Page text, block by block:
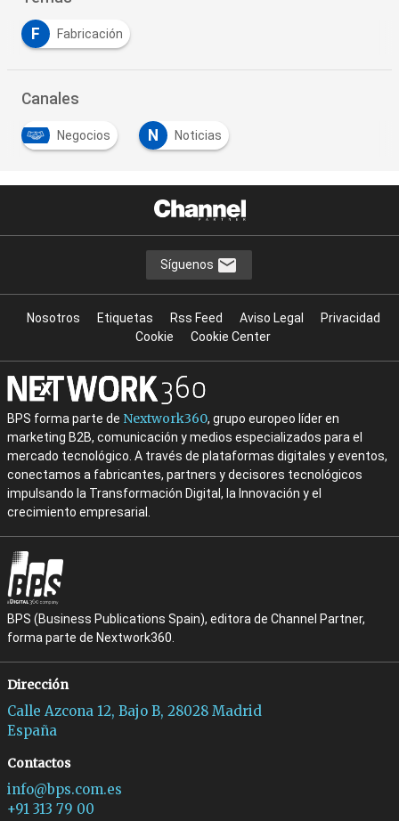
F Fabricación
Canales
Negocios N Noticias
Síguenos
Nosotros Etiquetas Rss Feed Aviso Legal
Privacidad
Cookie
Cookie Center
BPS forma parte de Nextwork360, grupo europeo líder en
marketing B2B, comunicación y medios especializados para el
mercado tecnológico. A través de plataformas digitales y eventos,
conectamos a fabricantes, partners y decisores tecnológicos
impulsando la Transformación Digital, la Innovación y el
crecimiento empresarial.
BPS (Business Publications Spain), editora de Channel Partner,
forma parte de Nextwork360.
Dirección
Calle Azcona 12, Bajo B, 28028 Madrid
España
Contactos
info@bps.com.es
+91 313 79 00